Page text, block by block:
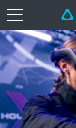
VIVE
自
定
位